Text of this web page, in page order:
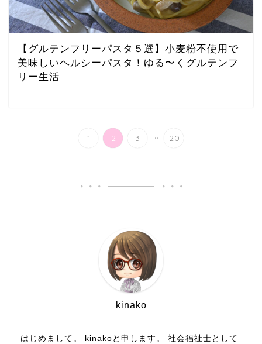
【グルテンフリーパスタ５選】小麦粉不使用で
美味しいヘルシーパスタ！ゆる〜くグルテンフ
リー生活
1 2 3 ... 20
kinako
はじめまして。 kinakoと申します。 社会福祉士として